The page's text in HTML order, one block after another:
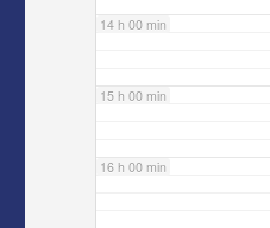
14 h 00 min
15 h 00 min
16 h 00 min